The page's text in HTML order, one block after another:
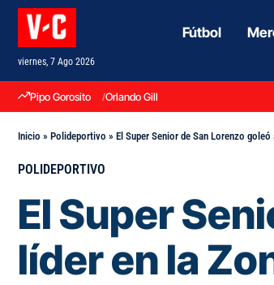
viernes, 7 Ago 2026
Fútbol
Pipo Gorosito Orlando Gill
Inicio » Polideportivo » El Super Senior de San Lorenzo
POLIDEPORTIVO
El Super
líder en la